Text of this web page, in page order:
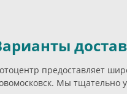
предоставляет
Мы тщательно